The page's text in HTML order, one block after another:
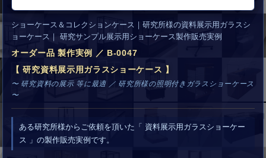
ショーケース＆コレクションケース｜研究所様の資料展示用ガラスシ
ョーケース｜ 研究サンプル展示用ショーケース製作販売実例
オーダー品 製作実例 ／ B-0047
【 研究資料展示用ガラスショーケース 】
〜 研究資料の展示 等に最適 ／ 研究所様の照明付きガラスショーケース
〜
ある研究所様からご依頼を頂いた「 資料展示用ガラスショーケー
ス 」の製作販売実例です。